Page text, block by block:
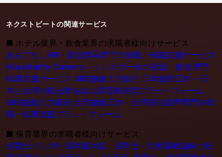
ネクストビートの関連サービス
■ ホテル業界・飲食業界の求職者様向けサービス
おもてなしHR - 宿泊業界専門の就職・転職支援サービス
Hospitality Careers - シンガポールの宿泊・飲食専門
転職支援サービス 886旅館人力銀行 日本旅館工作 - 日
本と台湾の観光業を結ぶ課題解決型プラットフォーム
886旅館人力銀行 台湾旅館工作 - 台湾宿泊業界専門の就
職・転職支援プラットフォーム
■ 保育業界の求職者様向けサービス
保育士バンク! -日本最大級。保育士・幼稚園教論向け転